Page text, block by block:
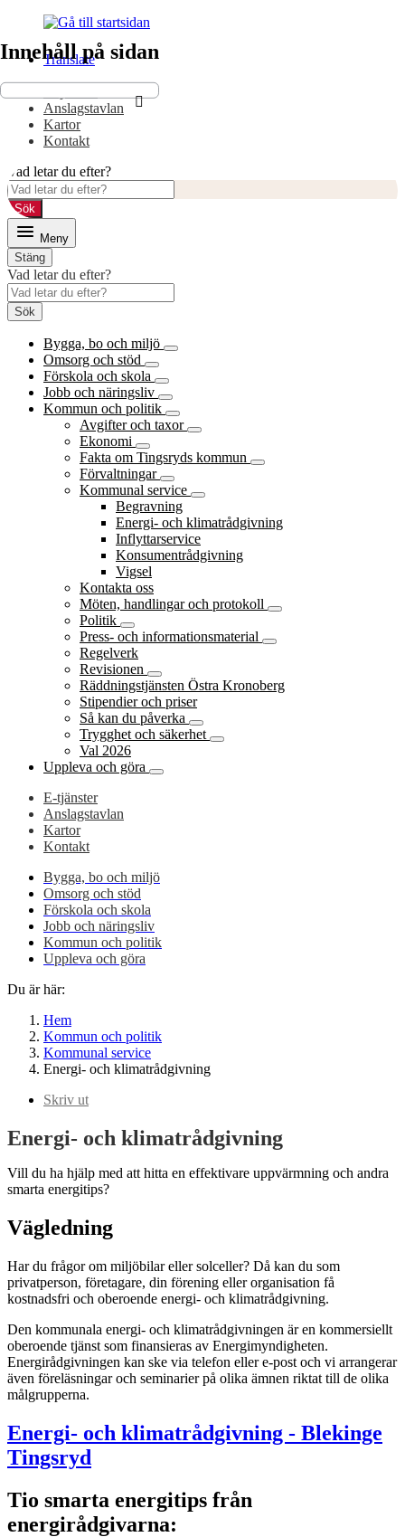
innehåll
huvudmeny
Translate
Anslagstavlan
Kartor
Kontakt
Vad letar du efter?
Sök
Meny
Stäng
Vad letar du efter?
Sök
Bygga, bo och miljö
Omsorg och stöd
Förskola och skola
Jobb och näringsliv
Kommun och politik
Avgifter och taxor
Ekonomi
Fakta om Tingsryds kommun
Förvaltningar
Kommunal service
Begravning
Energi- och klimatrådgivning
Inflyttarservice
Konsumentrådgivning
Vigsel
Kontakta oss
Möten, handlingar och protokoll
Politik
Press- och informationsmaterial
Regelverk
Revisionen
Räddningstjänsten Östra Kronoberg
Stipendier och priser
Så kan du påverka
Trygghet och säkerhet
Val 2026
Uppleva och göra
E-tjänster
Anslagstavlan
Kartor
Kontakt
Bygga, bo och miljö
Omsorg och stöd
Förskola och skola
Jobb och näringsliv
Kommun och politik
Uppleva och göra
Du är här:
Hem
Kommun och politik
Kommunal service
Energi- och klimatrådgivning
Skriv ut
Energi- och klimatrådgivning
Vill du ha hjälp med att hitta en effektivare uppvärmning och andra
smarta energitips?
Vägledning
Har du frågor om miljöbilar eller solceller? Då kan du som
privatperson, företagare, din förening eller organisation få
kostnadsfri och oberoende energi- och klimatrådgivning.
Den kommunala energi- och klimatrådgivningen är en kommersiellt
oberoende tjänst som finansieras av Energimyndigheten.
Energirådgivningen kan ske via telefon eller e-post och vi arrangerar
även föreläsningar och seminarier på olika ämnen riktat till de olika
målgrupperna.
Energi- och klimatrådgivning - Blekinge
Tingsryd
Tio smarta energitips från
energirådgivarna:
Innehåll på sidan